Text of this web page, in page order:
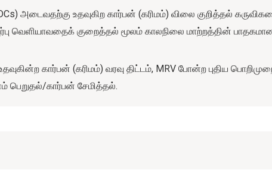
அடைவதற்கு உதவுகிற கார்பன் (கரிமம்) விலை குறித்தல்
வெளியாவதைக் குறைத்தல் மூலம் காலநிலை மாற்றத்தின்
கார்பன் (கரிமம்) வரவு திட்டம், MRV போன்ற புதிய
பெறுதல்/கார்பன் சேமித்தல்.